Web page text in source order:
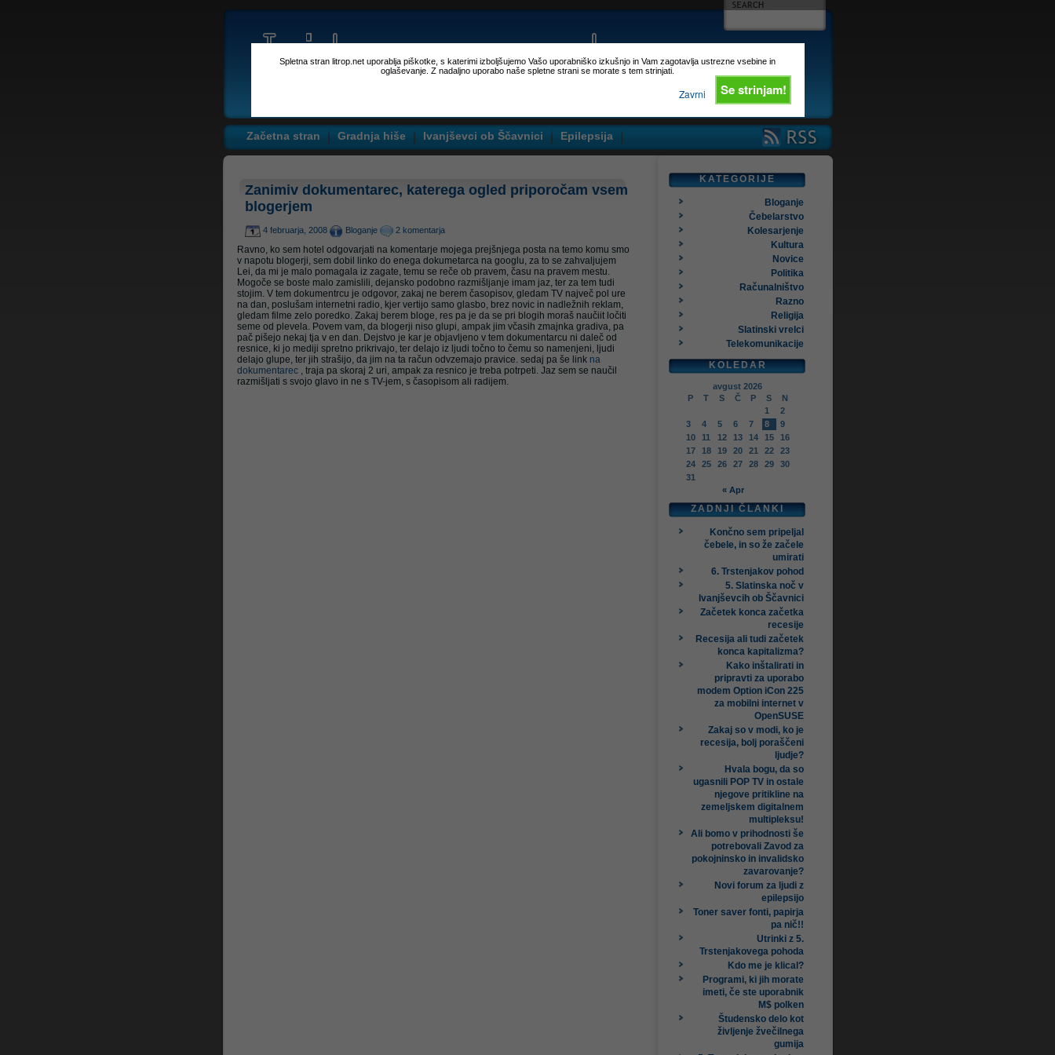
Spletna stran litrop.net uporablja piškotke, s katerimi izboljšujemo Vašo uporabniško izkušnjo in Vam zagotavlja ustrezne vsebine in
oglaševanje. Z nadaljno uporabo naše spletne strani se morate s tem strinjati.
Se strinjam!
Zavrni
Začetna stran Gradnja hiše Ivanjševci ob Ščavnici Epilepsija
Zanimiv dokumentarec, katerega ogled priporočam vsem
blogerjem
4 februarja, 2008 Bloganje 2 komentarja
Ravno, ko sem hotel odgovarjati na komentarje mojega prejšnjega posta na temo komu smo
v napotu blogerji, sem dobil linko do enega dokumetarca na googlu, za to se zahvaljujem
Lei, da mi je malo pomagala iz zagate, temu se reče ob pravem, času na pravem mestu.
Mogoče se boste malo zamislili, dejansko podobno razmišljanje imam jaz, ter za tem tudi
stojim. V tem dokumentrcu je odgovor, zakaj ne berem časopisov, gledam TV največ pol ure
na dan, poslušam internetni radio, kjer vertijo samo glasbo, brez novic in nadležnih reklam,
gledam filme zelo poredko. Zakaj berem bloge, res pa je da se pri blogih moraš naučiit ločiti
seme od plevela. Povem vam, da blogerji niso glupi, ampak jim včasih zmajnka gradiva, pa
pač pišejo nekaj tja v en dan. Dejstvo je kar je objavljeno v tem dokumentarcu ni daleč od
resnice, ki jo mediji spretno prikrivajo, ter delajo iz ljudi točno to čemu so namenjeni, ljudi
delajo glupe, ter jih strašijo, da jim na ta račun odvzemajo pravice. sedaj pa še link na
dokumentarec , traja pa skoraj 2 uri, ampak za resnico je treba potrpeti. Jaz sem se naučil
razmišljati s svojo glavo in ne s TV-jem, s časopisom ali radijem.
KATEGORIJE
Bloganje
Čebelarstvo
Kolesarjenje
Kultura
Novice
Politika
Računalništvo
Razno
Religija
Slatinski vrelci
Telekomunikacije
KOLEDAR
avgust 2026
P
T S Č P S
N
1
2
3
4 5 6 7 8
9
10
11 12 13 14 15
16
17
18 19 20 21 22
23
24
25 26 27 28 29
30
31
« Apr
ZADNJI ČLANKI
Končno sem pripeljal
čebele, in so že začele
umirati
6. Trstenjakov pohod
5. Slatinska noč v
Ivanjševcih ob Ščavnici
Začetek konca začetka
recesije
Recesija ali tudi začetek
konca kapitalizma?
Kako inštalirati in
pripravti za uporabo
modem Option iCon 225
za mobilni internet v
OpenSUSE
Zakaj so v modi, ko je
recesija, bolj poraščeni
ljudje?
Hvala bogu, da so
ugasnili POP TV in ostale
njegove pritikline na
zemeljskem digitalnem
multipleksu!
Ali bomo v prihodnosti še
potrebovali Zavod za
pokojninsko in invalidsko
zavarovanje?
Novi forum za ljudi z
epilepsijo
Toner saver fonti, papirja
pa nič!!
Utrinki z 5.
Trstenjakovega pohoda
Kdo me je klical?
Programi, ki jih morate
imeti, če ste uporabnik
M$ polken
Študensko delo kot
življenje žvečilnega
gumija